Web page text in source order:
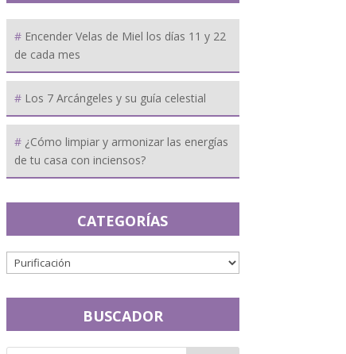
Encender Velas de Miel los días 11 y 22
de cada mes
Los 7 Arcángeles y su guía celestial
¿Cómo limpiar y armonizar las energías
de tu casa con inciensos?
CATEGORÍAS
BUSCADOR